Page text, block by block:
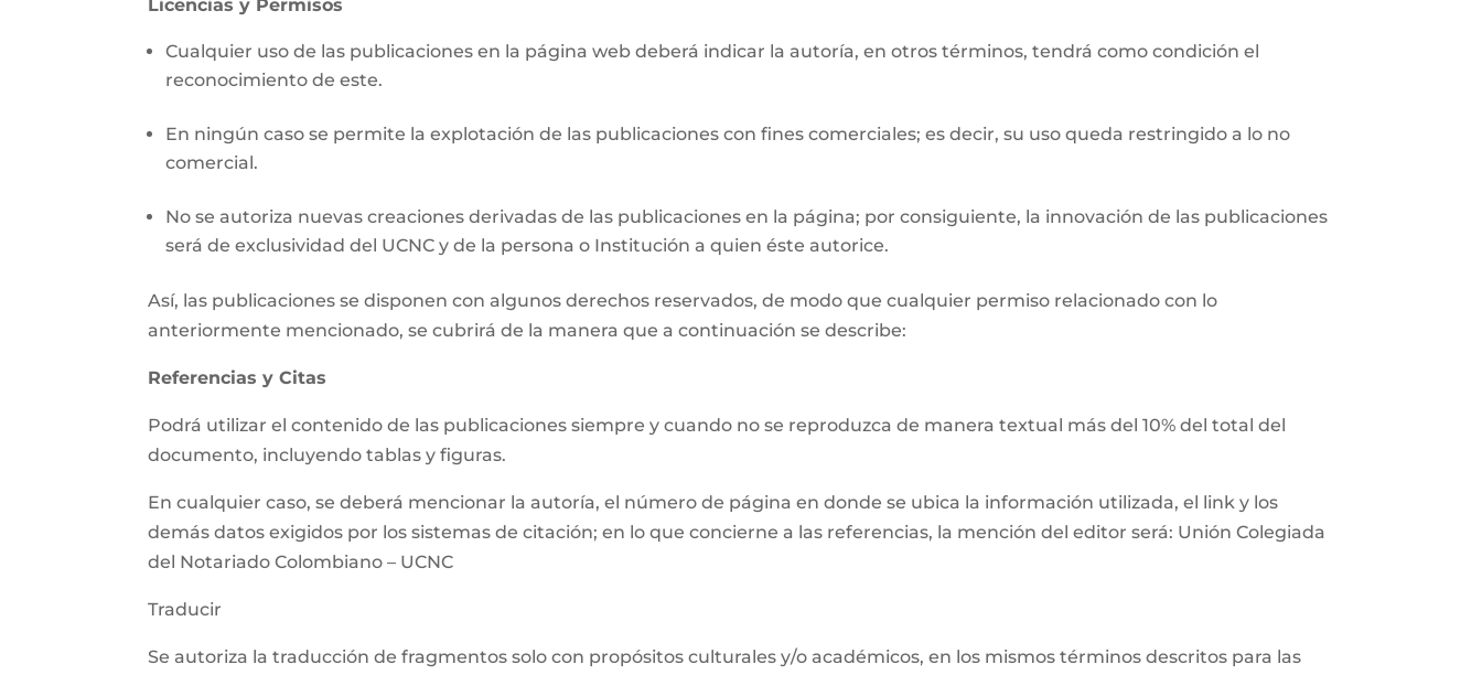
Licencias y Permisos
Cualquier uso de las publicaciones en la página web deberá indicar la autoría, en otros términos, tendrá como condición el
reconocimiento de este.
En ningún caso se permite la explotación de las publicaciones con fines comerciales; es decir, su uso queda restringido a lo no
comercial.
No se autoriza nuevas creaciones derivadas de las publicaciones en la página; por consiguiente, la innovación de las publicaciones
será de exclusividad del UCNC y de la persona o Institución a quien éste autorice.
Así, las publicaciones se disponen con algunos derechos reservados, de modo que cualquier permiso relacionado con lo
anteriormente mencionado, se cubrirá de la manera que a continuación se describe:
Referencias y Citas
Podrá utilizar el contenido de las publicaciones siempre y cuando no se reproduzca de manera textual más del 10% del total del
documento, incluyendo tablas y figuras.
En cualquier caso, se deberá mencionar la autoría, el número de página en donde se ubica la información utilizada, el link y los
demás datos exigidos por los sistemas de citación; en lo que concierne a las referencias, la mención del editor será: Unión Colegiada
del Notariado Colombiano – UCNC
Traducir
Se autoriza la traducción de fragmentos solo con propósitos culturales y/o académicos, en los mismos términos descritos para las